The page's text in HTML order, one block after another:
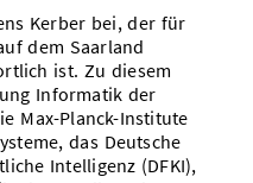
Kerber bei, der für
dem Saarland
ist. Zu diesem
Informatik der
Max-Planck-Institute
das Deutsche
Intelligenz (DFKI),